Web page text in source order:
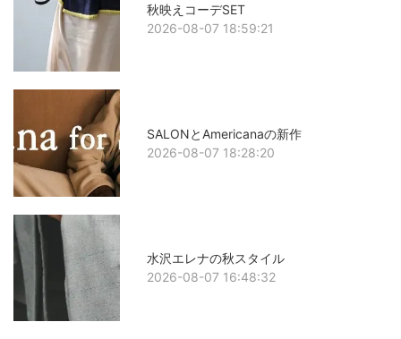
秋映えコーデSET
2026-08-07 18:59:21
SALONとAmericanaの新作
2026-08-07 18:28:20
水沢エレナの秋スタイル
2026-08-07 16:48:32